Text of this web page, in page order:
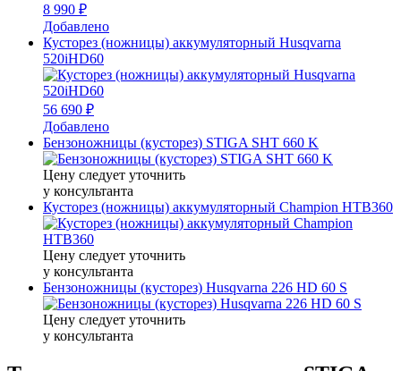
8 990 ₽
Добавлено
Кусторез (ножницы) аккумуляторный Husqvarna
520iHD60
56 690 ₽
Добавлено
Бензоножницы (кусторез) STIGA SHT 660 K
Цену следует уточнить
у консультанта
Кусторез (ножницы) аккумуляторный Champion HTB360
Цену следует уточнить
у консультанта
Бензоножницы (кусторез) Husqvarna 226 HD 60 S
Цену следует уточнить
у консультанта